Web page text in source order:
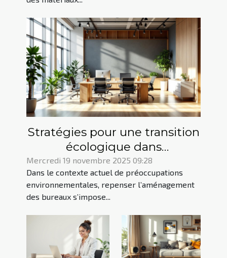
Stratégies pour une transition
écologique dans
l'aménagement de bureaux
Mercredi 19 novembre 2025 09:28
Dans le contexte actuel de préoccupations
environnementales, repenser l’aménagement
des bureaux s’impose...